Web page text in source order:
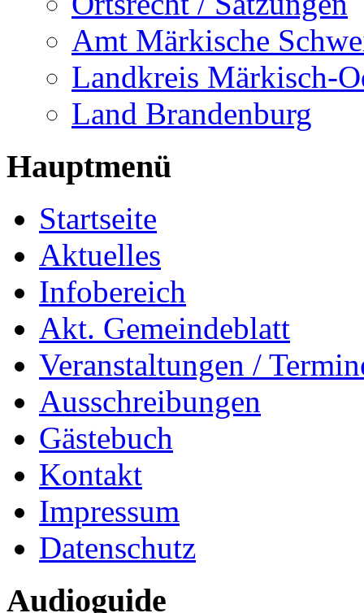
Amt Märkische
Landkreis Märkisch-
Land Brandenburg
Hauptmenü
Startseite
Aktuelles
Infobereich
Akt. Gemeindeblatt
Veranstaltungen /
Ausschreibungen
Gästebuch
Kontakt
Impressum
Datenschutz
Audioguide